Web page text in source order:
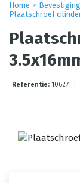
Home
Plaatschroef
Referentie: 10627